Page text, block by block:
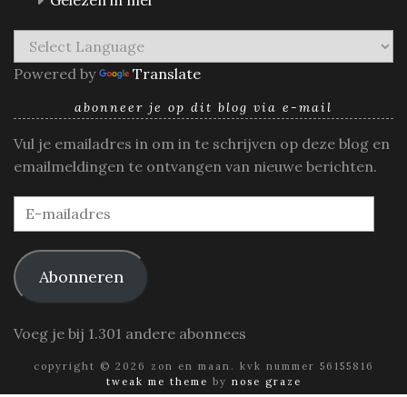
Powered by Translate
abonneer je op dit blog via e-mail
Vul je emailadres in om in te schrijven op deze blog en
emailmeldingen te ontvangen van nieuwe berichten.
E-
mailadres
Abonneren
Voeg je bij 1.301 andere abonnees
copyright © 2026 zon en maan. kvk nummer 56155816
tweak me theme by nose graze